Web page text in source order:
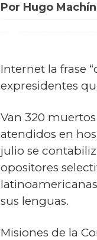
Por Hugo
Internet la frase
expresidentes
Van 320
atendidos en
julio se
opositores
sus lenguas.
Misiones de la